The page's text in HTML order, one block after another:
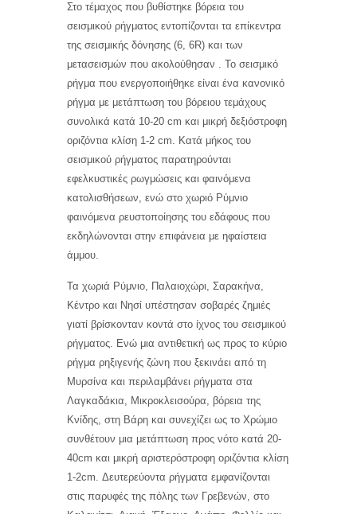
Στο τέμαχος που βυθίστηκε βόρεια του
σεισμικού ρήγματος εντοπίζονται τα επίκεντρα
της σεισμικής δόνησης (6, 6R) και των
μετασεισμών που ακολούθησαν . Το σεισμικό
ρήγμα που ενεργοποιήθηκε είναι ένα κανονικό
ρήγμα με μετάπτωση του βόρειου τεμάχους
συνολικά κατά 10-20 cm και μικρή δεξιόστροφη
οριζόντια κλίση 1-2 cm. Kατά μήκος του
σεισμικού ρήγματος παρατηρούνται
εφελκυστικές ρωγμώσεις και φαινόμενα
κατολισθήσεων, ενώ στο χωριό Ρύμνιο
φαινόμενα ρευστοποίησης του εδάφους που
εκδηλώνονται στην επιφάνεια με ηφαίστεια
άμμου.
Τα χωριά Ρύμνιο, Παλαιοχώρι, Σαρακήνα,
Κέντρο και Νησί υπέστησαν σοβαρές ζημιές
γιατί βρίσκονταν κοντά στο ίχνος του σεισμικού
ρήγματος. Ενώ μια αντιθετική ως προς το κύριο
ρήγμα ρηξιγενής ζώνη που ξεκινάει από τη
Μυρσίνα και περιλαμβάνει ρήγματα στα
Λαγκαδάκια, Μικροκλεισούρα, βόρεια της
Κνίδης, στη Βάρη και συνεχίζει ως το Χρώμιο
συνθέτουν μια μετάπτωση προς νότο κατά 20-
40cm και μικρή αριστερόστροφη οριζόντια κλίση
1-2cm. Δευτερεύοντα ρήγματα εμφανίζονται
στις παρυφές της πόλης των Γρεβενών, στο